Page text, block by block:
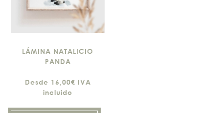
LÁMINA NATALICIO
PANDA
Desde 16,00€ IVA
incluido